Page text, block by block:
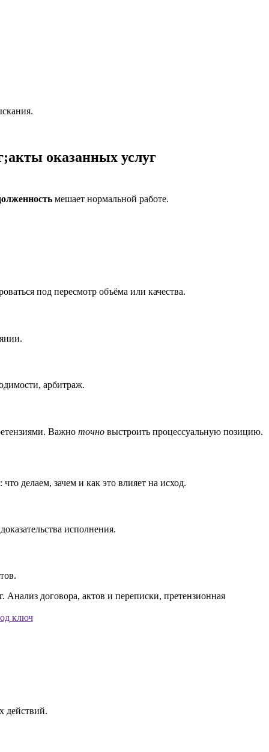
оказанных услуг
мешает нормальной работе.
под пересмотр объёма или качества.
арбитраж.
Важно точно выстроить процессуальную позицию.
делаем, зачем и как это влияет на исход.
исполнения.
ключ
действий.